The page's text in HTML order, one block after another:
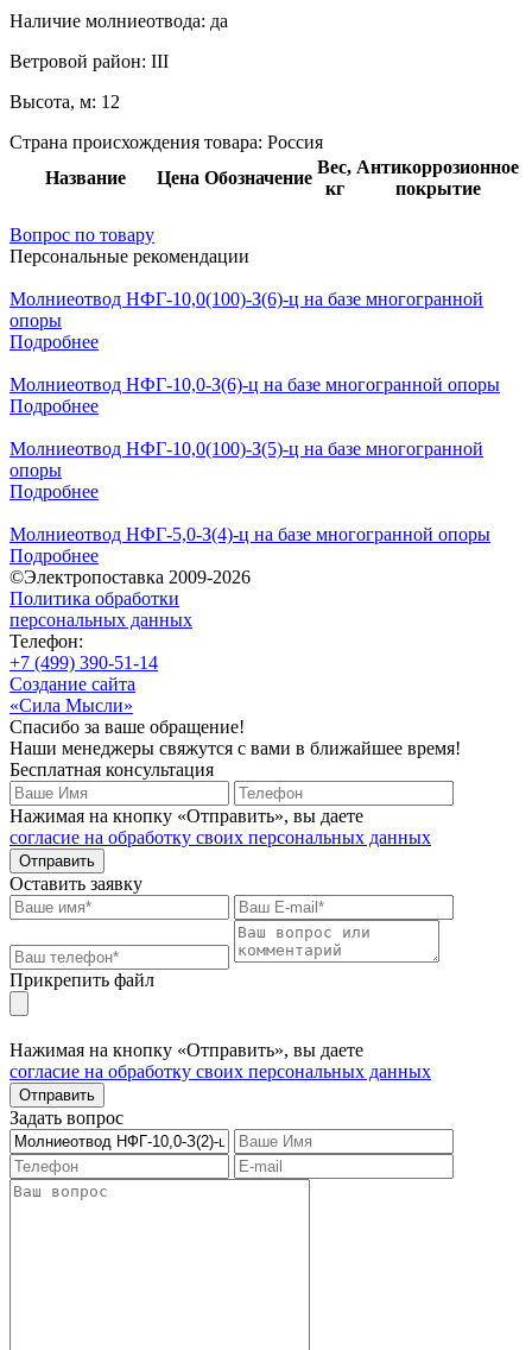
Наличие молниеотвода: да
Ветровой район: III
Высота, м: 12
Страна происхождения товара: Россия
Название
Цена Обозначение
Вес,
кг
Антикоррозионное
покрытие
Вопрос по товару
Персональные рекомендации
Молниеотвод НФГ-10,0(100)-З(6)-ц на базе многогранной
опоры
Подробнее
Молниеотвод НФГ-10,0-З(6)-ц на базе многогранной опоры
Подробнее
Молниеотвод НФГ-10,0(100)-З(5)-ц на базе многогранной
опоры
Подробнее
Молниеотвод НФГ-5,0-З(4)-ц на базе многогранной опоры
Подробнее
©Электропоставка 2009-2026
Политика обработки
персональных данных
Телефон:
+7 (499) 390-51-14
Создание сайта
«Сила Мысли»
Спасибо за ваше обращение!
Наши менеджеры свяжутся с вами в ближайшее время!
Бесплатная консультация
Нажимая на кнопку «Отправить», вы даете
согласие на обработку своих персональных данных
Отправить
Оставить заявку
Прикрепить файл
Нажимая на кнопку «Отправить», вы даете
согласие на обработку своих персональных данных
Отправить
Задать вопрос